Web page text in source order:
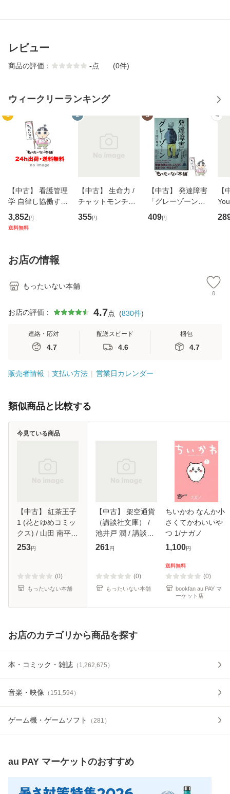
レビュー
商品の評価： -点 (0件)
ウィークリーランキング
1
【中古】 看護管理
学 自律し協働する
専門職の看護マネ
ジメントスキル 改
恵 藤本幸三 / 南江
堂 [単行
3,852円
送料無料
2
【中古】 生命力 /
チャットモンチー /
キューンレコード
[CD]【メール便送
355円
3
【中古】 発達障害
「グレーゾーン」
その正しい理解と
克服法 (SB新書 57
409円
4
【
のが
お店の情報
もったいない本舗
0
お店の評価： 4.7点 (830件)
連絡・応対
4.7
配送スピード
4.6
梱包
4.7
販売者情報 支払い方法 営業日カレンダー
類似商品と比較する
【中古】 紅茶王子
1 (花とゆめコミッ
クス) / 山田 南平 /
白泉社 [コミック]
253円
(0)
もったいない本舗
今見ている商品
【中古】 架空通貨
（講談社文庫） /
池井戸 潤 / 講談社
[文庫]【メール便送
261円
(0)
もったいない本舗
ちいかわ なんか小
さくてかわいいや
つ 1/ナガノ
1,100円
送料無料
(0)
bookfan au PAY マ
ーケット店
お店のカテゴリから商品を探す
本・コミック・雑誌 （ 1,262,675 ）
音楽・映像 （ 151,594）
ゲーム機・ゲームソフト （281 ）
au PAY マーケットのおすすめ